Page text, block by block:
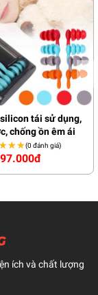
tái sử dụng,
chống ồn êm ái
(0 đánh giá)
97.000đ
ích và chất lượng